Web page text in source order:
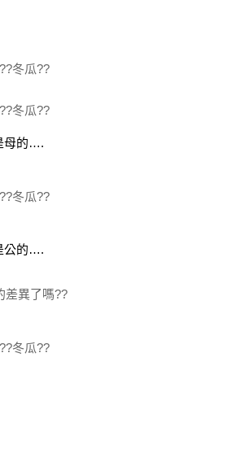
母的….
公的….
差異了嗎??